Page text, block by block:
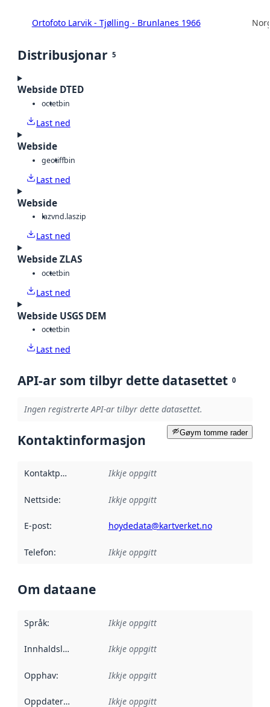
Ortofoto Larvik - Tjølling - Brunlanes 1966
Distribusjonar 5
Webside DTED
octetbin
Last ned
Webside
geotiffbin
Last ned
Webside
lazvnd.laszip
Last ned
Webside ZLAS
octetbin
Last ned
Webside USGS DEM
octetbin
Last ned
API-ar som tilbyr dette datasettet 0
Ingen registrerte API-ar tilbyr dette datasettet.
Gøym tomme rader
Kontaktinformasjon
Kontaktpunkt Ikkje oppgitt
Nettside: Ikkje oppgitt
E-post: hoydedata@kartverket.no
Telefon: Ikkje oppgitt
Om dataane
Språk: Ikkje oppgitt
Innhaldsleverandørar :
Ikkje oppgitt
Opphav: Ikkje oppgitt
Oppdateringsfrekvens :
Ikkje oppgitt